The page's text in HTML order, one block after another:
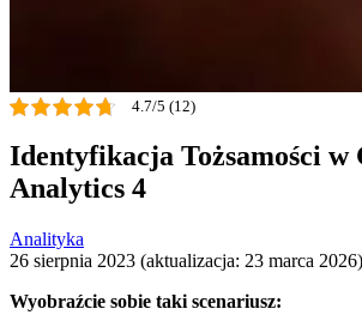
4.7/5 (12)
Identyfikacja Tożsamości w
Analytics 4
Analityka
26 sierpnia 2023 (aktualizacja: 23 marca 2026)
Wyobraźcie sobie taki scenariusz: